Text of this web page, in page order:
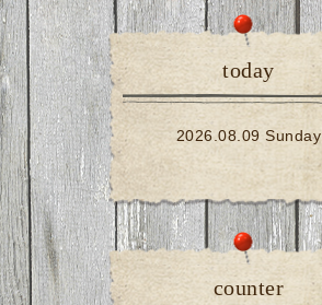
today
2026.08.09 Sunday
counter